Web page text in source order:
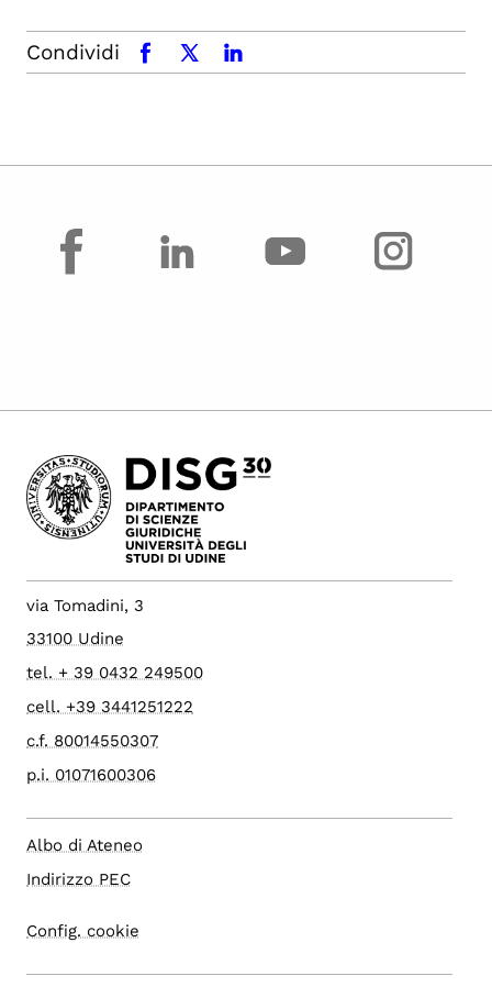
Condividi facebookx.comlinkedin
facebook
via Tomadini, 3
33100 Udine
tel. + 39 0432 249500
cell. +39 3441251222
c.f. 80014550307
p.i. 01071600306
Albo di Ateneo
Indirizzo PEC
Config. cookie